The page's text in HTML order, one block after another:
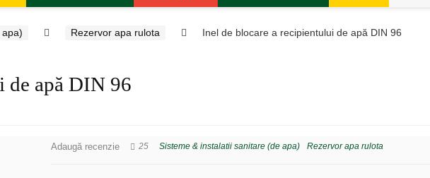
Rezervor apa rulota Inel de blocare a recipientului de apă DIN 96
de apă DIN 96
Adaugă recenzie 25 Sisteme & instalatii sanitare (de apa) Rezervor apa rulota